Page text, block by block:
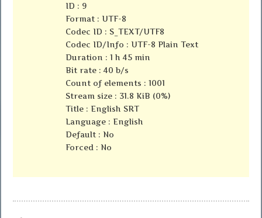
ID : 9
Format : UTF-8
Codec ID : S_TEXT/UTF8
Codec ID/Info : UTF-8 Plain Text
Duration : 1 h 45 min
Bit rate : 40 b/s
Count of elements : 1001
Stream size : 31.8 KiB (0%)
Title : English SRT
Language : English
Default : No
Forced : No